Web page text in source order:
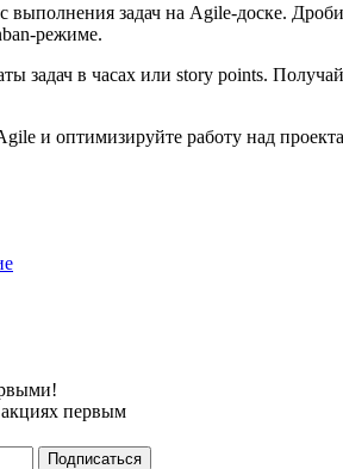
выполнения задач на Agile-доске.
режиме.
задач в часах или story points.
и оптимизируйте работу над
первым